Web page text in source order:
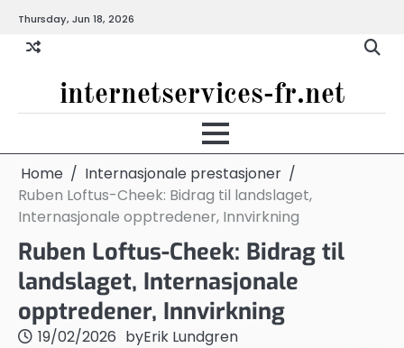
content
Thursday, Jun 18, 2026
internetservices-fr.net
Home
Internasjonale prestasjoner
Ruben Loftus-Cheek: Bidrag til landslaget,
Internasjonale opptredener, Innvirkning
Ruben Loftus-Cheek: Bidrag til
landslaget, Internasjonale
opptredener, Innvirkning
19/02/2026 byErik Lundgren